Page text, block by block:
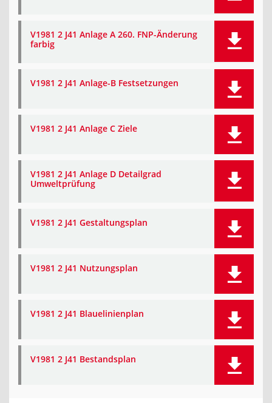
V1981 2 J41 Anlage A 260. FNP-Änderung
farbig
V1981 2 J41 Anlage-B Festsetzungen
V1981 2 J41 Anlage C Ziele
V1981 2 J41 Anlage D Detailgrad
Umweltprüfung
V1981 2 J41 Gestaltungsplan
V1981 2 J41 Nutzungsplan
V1981 2 J41 Blauelinienplan
V1981 2 J41 Bestandsplan